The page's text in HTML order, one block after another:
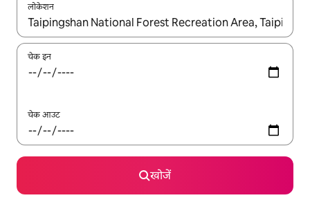
लोकेशन
नतीजों के उपलब्ध होने पर, अप और डाउन 'ऐरो की' का इस्तेमाल करके नेविगेट
चेक इन
चेक आउट
खोजें